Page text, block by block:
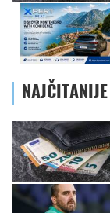
NAJČITANIJE